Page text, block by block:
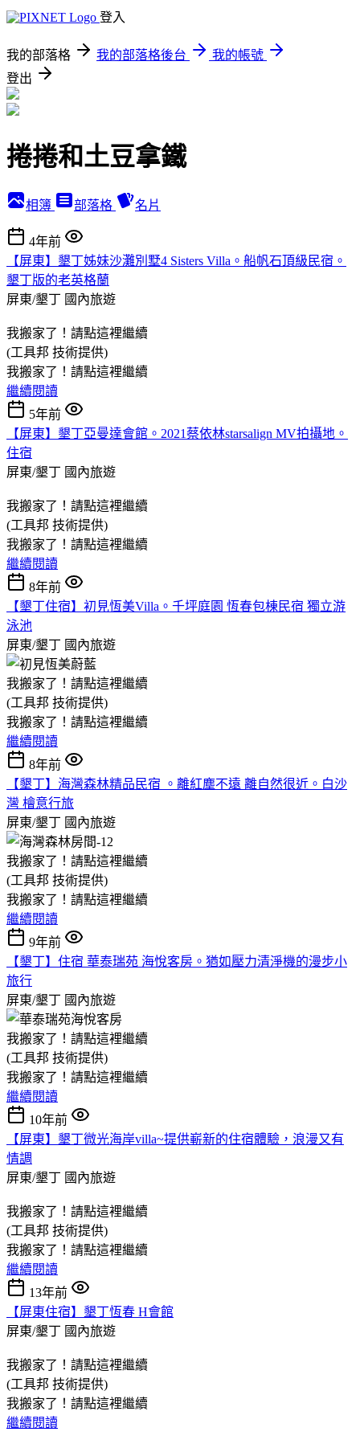
登入
我的部落格 我的部落格後台
我的帳號
登出
捲捲和土豆拿鐵
相簿 部落格 名片
4年前
【屏東】墾丁姊妹沙灘別墅4 Sisters Villa。船帆石頂級民宿。
墾丁版的老英格蘭
屏東/墾丁 國內旅遊
我搬家了！請點這裡繼續
(工具邦 技術提供)
我搬家了！請點這裡繼續
繼續閱讀
5年前
【屏東】墾丁亞曼達會館。2021蔡依林starsalign MV拍攝地。
住宿
屏東/墾丁 國內旅遊
我搬家了！請點這裡繼續
(工具邦 技術提供)
我搬家了！請點這裡繼續
繼續閱讀
8年前
【墾丁住宿】初見恆美Villa。千坪庭園 恆春包棟民宿 獨立游
泳池
屏東/墾丁 國內旅遊
我搬家了！請點這裡繼續
(工具邦 技術提供)
我搬家了！請點這裡繼續
繼續閱讀
8年前
【墾丁】海灣森林精品民宿 。離紅塵不遠 離自然很近。白沙
灣 檜意行旅
屏東/墾丁 國內旅遊
我搬家了！請點這裡繼續
(工具邦 技術提供)
我搬家了！請點這裡繼續
繼續閱讀
9年前
【墾丁】住宿 華泰瑞苑 海悅客房。猶如壓力清淨機的漫步小
旅行
屏東/墾丁 國內旅遊
我搬家了！請點這裡繼續
(工具邦 技術提供)
我搬家了！請點這裡繼續
繼續閱讀
10年前
【屏東】墾丁微光海岸villa~提供嶄新的住宿體驗，浪漫又有
情調
屏東/墾丁 國內旅遊
我搬家了！請點這裡繼續
(工具邦 技術提供)
我搬家了！請點這裡繼續
繼續閱讀
13年前
【屏東住宿】墾丁恆春 H會館
屏東/墾丁 國內旅遊
我搬家了！請點這裡繼續
(工具邦 技術提供)
我搬家了！請點這裡繼續
繼續閱讀